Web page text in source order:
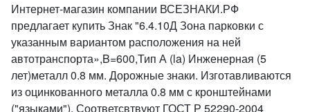
Интернет-магазин компании ВСЕЗНАКИ.РФ
предлагает купить Знак "6.4.10Д Зона парковки с
указанным вариантом расположения на ней
автотранспорта»,B=600,Тип А (la) Инженерная (5
лет)металл 0.8 мм. Дорожные знаки. Изготавливаются
из оцинкованного металла 0.8 мм с кронштейнами
("языками"). Соответсвтвуют ГОСТ Р 52290-2004